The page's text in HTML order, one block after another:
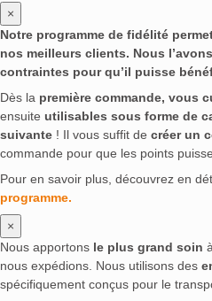
×
Notre programme de fidélité
nos meilleurs clients. Nous
contraintes pour qu’il puisse
Dès la première commande, vous
ensuite utilisables sous forme de
suivante ! Il vous suffit de créer un
commande pour que les points
Pour en savoir plus, découvrez en
programme.
×
Nous apportons le plus grand soin
nous expédions. Nous utilisons des
spécifiquement conçus pour le